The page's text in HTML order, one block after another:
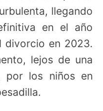
llegando
en el año
divorcio en 2023.
lejos de una
por los niños en